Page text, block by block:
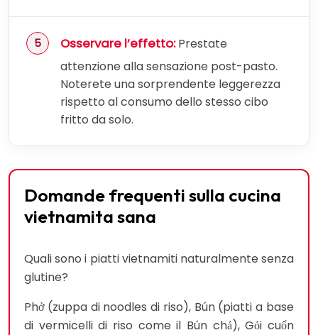
Osservare l’effetto:Prestate
attenzione alla sensazione post-pasto.
Noterete una sorprendente leggerezza
rispetto al consumo dello stesso cibo
fritto da solo.
Domande frequenti sulla cucina
vietnamita sana
Quali sono i piatti vietnamiti naturalmente senza
glutine?
Phở (zuppa di noodles di riso), Bún (piatti a base
di vermicelli di riso come il Bún chả), Gỏi cuốn